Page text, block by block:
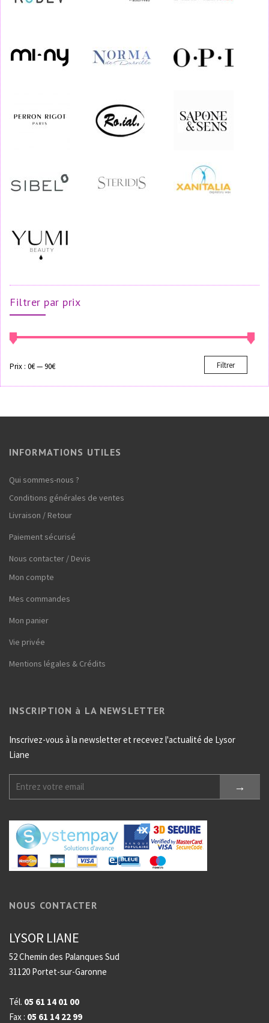
Filtrer par prix
Filtrer
Prix : 0€—90€
INFORMATIONS UTILES
Qui sommes-nous ?
Conditions générales de ventes
Livraison / Retour
Paiement sécurisé
Nous contacter / Devis
Mon compte
Mes commandes
Mon panier
Vie privée
Mentions légales & Crédits
INSCRIPTION à LA NEWSLETTER
Inscrivez-vous à la newsletter et recevez l'actualité de Lysor
Liane
NOUS CONTACTER
LYSOR LIANE
52 Chemin des Palanques Sud
31120 Portet-sur-Garonne
Tél. 05 61 14 01 00
Fax : 05 61 14 22 99